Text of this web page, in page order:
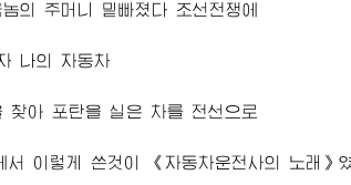
의 주머니 밑빠졌다 조선전쟁에
나의 자동차
찾아 포탄을 실은 차를 전선으로
서 이렇게 쓴것이 《자동차운전사의 노래》